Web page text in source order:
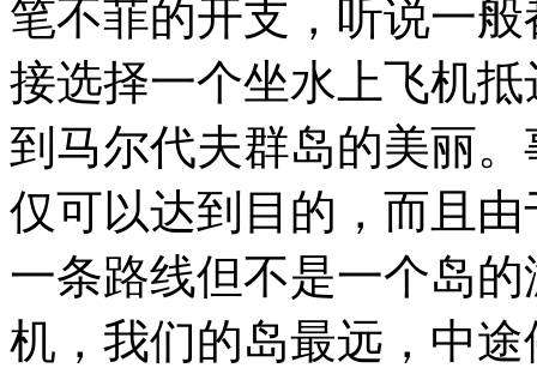
笔不菲的开支，听说一
接选择一个坐水上飞机
到马尔代夫群岛的美丽
仅可以达到目的，而且
一条路线但不是一个岛
机，我们的岛最远，中